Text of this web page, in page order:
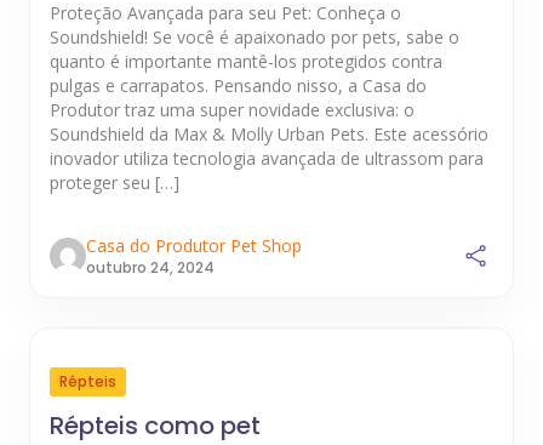
Proteção Avançada para seu Pet: Conheça o
Soundshield! Se você é apaixonado por pets, sabe o
quanto é importante mantê-los protegidos contra
pulgas e carrapatos. Pensando nisso, a Casa do
Produtor traz uma super novidade exclusiva: o
Soundshield da Max & Molly Urban Pets. Este acessório
inovador utiliza tecnologia avançada de ultrassom para
proteger seu […]
Casa do Produtor Pet Shop
outubro 24, 2024
Répteis
Répteis como pet